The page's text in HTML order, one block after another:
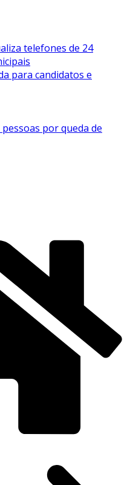
telefones de 24
para candidatos e
por queda de